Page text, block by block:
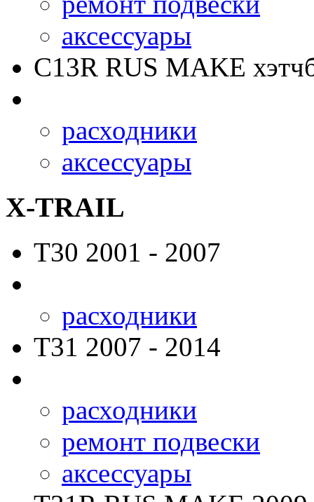
аксессуары
C13R RUS MAKE
расходники
аксессуары
X-TRAIL
T30 2001 - 2007
расходники
T31 2007 - 2014
расходники
ремонт подвески
аксессуары